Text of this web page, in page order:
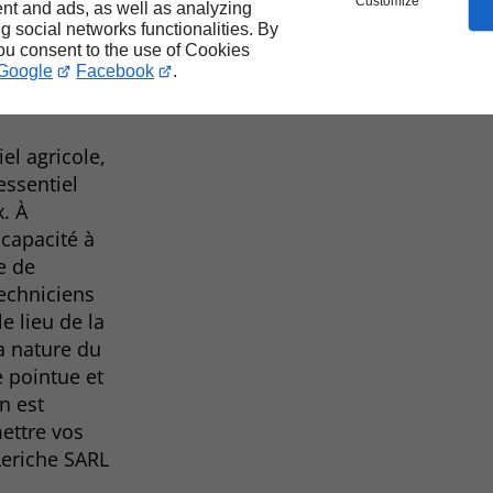
and ads, as well as analyzing
social networks functionalities. By
consent to the use of Cookies
Facebook .
agricole,
À
à
de
lieu de la
nature du
pointue et
est
vos
SARL